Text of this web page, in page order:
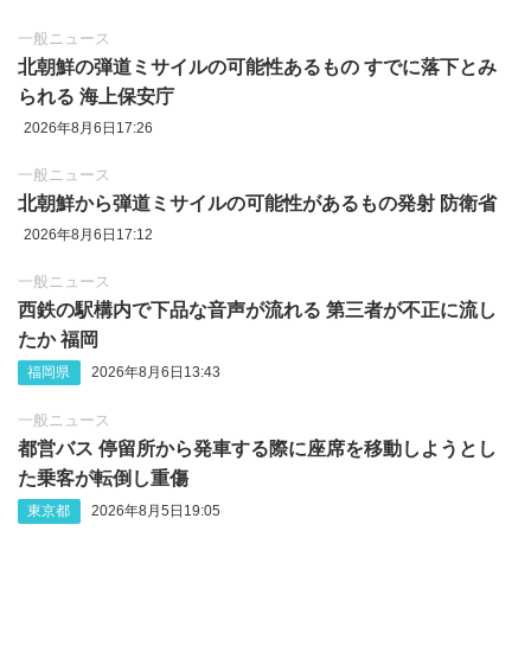
一般ニュース
北朝鮮の弾道ミサイルの可能性あるもの すでに落下とみ
られる 海上保安庁
2026年8月6日17:26
一般ニュース
北朝鮮から弾道ミサイルの可能性があるもの発射 防衛省
2026年8月6日17:12
一般ニュース
西鉄の駅構内で下品な音声が流れる 第三者が不正に流し
たか 福岡
福岡県 2026年8月6日13:43
一般ニュース
都営バス 停留所から発車する際に座席を移動しようとし
た乗客が転倒し重傷
東京都 2026年8月5日19:05